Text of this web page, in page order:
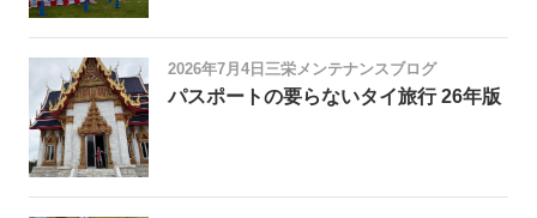
2026年7月4日 三栄メンテナンスブログ
パスポートの要らないタイ旅行 26年版